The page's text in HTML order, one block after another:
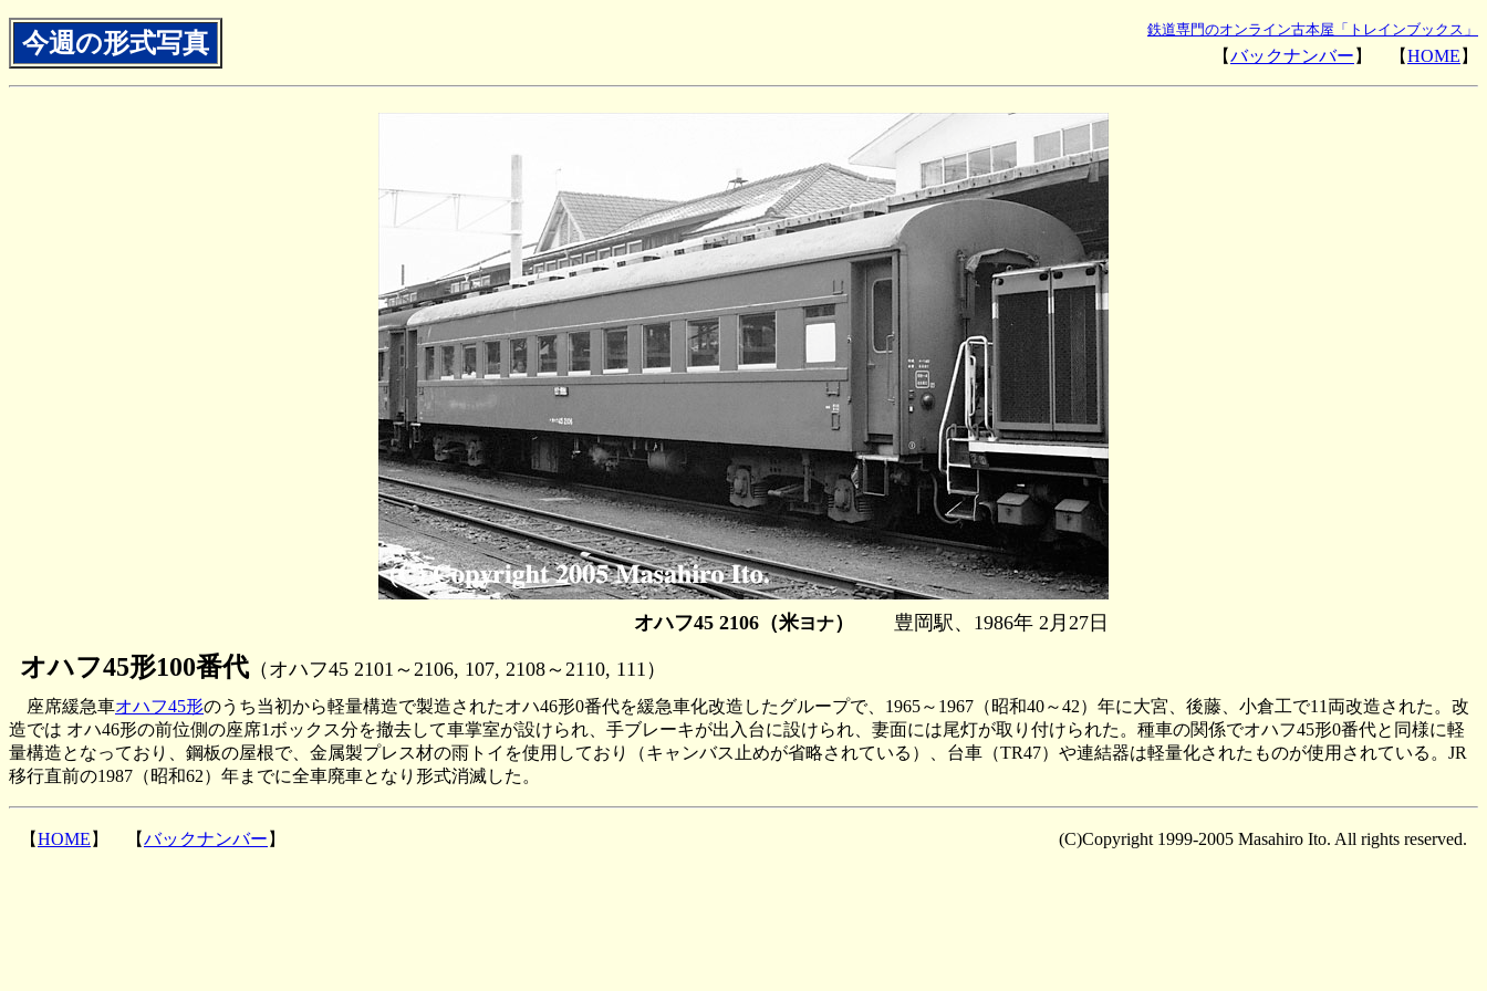
今週の形式写真 鉄道専門のオンライン古本屋「トレインブックス」
【バックナンバー 】 【HOME 】
オハフ45 2106（米ヨナ） 豊岡駅、1986年 2月27日
オハフ45形100番代（オハフ45 2101～2106, 107, 2108～2110, 111）
座席緩急車オハフ45形のうち当初から軽量構造で製造されたオハ46形0番代を緩急車化改造したグループで、1965～1967（昭和40～42）年に大宮、後藤、小倉工で11両改造された。改
造では オハ46形の前位側の座席1ボックス分を撤去して車掌室が設けられ、手ブレーキが出入台に設けられ、妻面には尾灯が取り付けられた。種車の関係でオハフ45形0番代と同様に軽
量構造となっており、鋼板の屋根で、金属製プレス材の雨トイを使用しており（キャンバス止めが省略されている）、台車（TR47）や連結器は軽量化されたものが使用されている。JR
移行直前の1987（昭和62）年までに全車廃車となり形式消滅した。
【HOME 】 【バックナンバー 】 (C)Copyright 1999-2005 Masahiro Ito. All rights reserved.